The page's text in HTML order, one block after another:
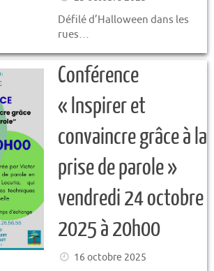
Défilé d’Halloween dans les
rues…
Conférence
« Inspirer et
convaincre grâce à la
prise de parole »
vendredi 24 octobre
2025 à 20h00
16 octobre 2025